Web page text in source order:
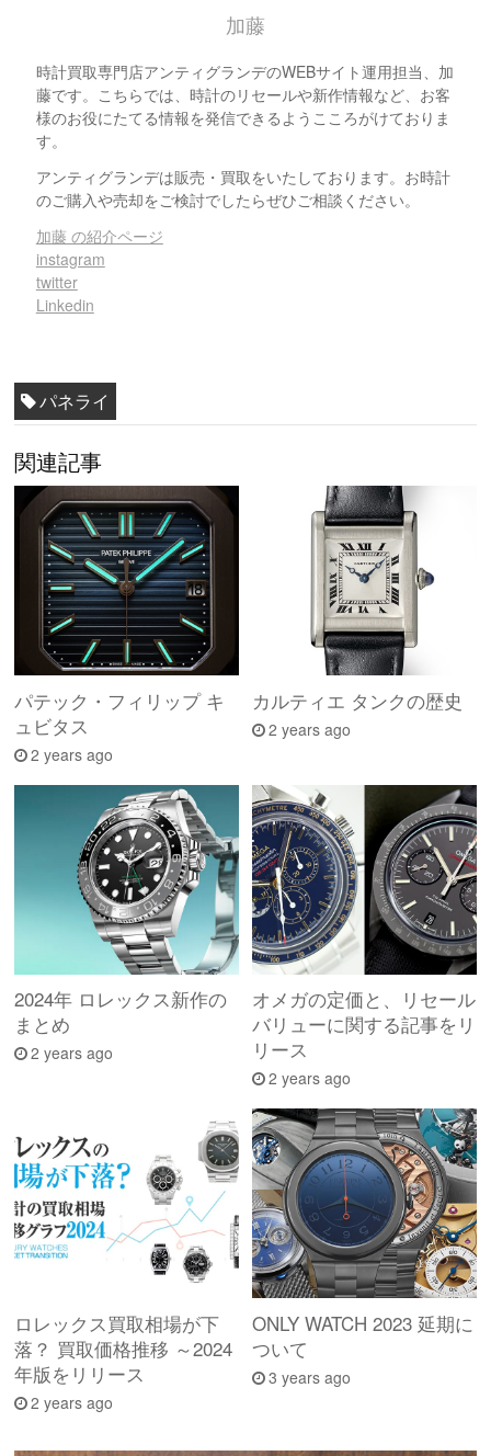
加藤
時計買取専門店アンティグランデのWEBサイト運用担当、加
藤です。こちらでは、時計のリセールや新作情報など、お客
様のお役にたてる情報を発信できるようこころがけておりま
す。
アンティグランデは販売・買取をいたしております。お時計
のご購入や売却をご検討でしたらぜひご相談ください。
加藤 の紹介ページ
instagram
twitter
Linkedin
パネライ
関連記事
パテック・フィリップ キ
ュビタス
2 years ago
カルティエ タンクの歴史
2 years ago
2024年 ロレックス新作の
まとめ
2 years ago
オメガの定価と、リセール
バリューに関する記事をリ
リース
2 years ago
ロレックス買取相場が下
落？ 買取価格推移 ～2024
年版をリリース
2 years ago
ONLY WATCH 2023 延期に
ついて
3 years ago